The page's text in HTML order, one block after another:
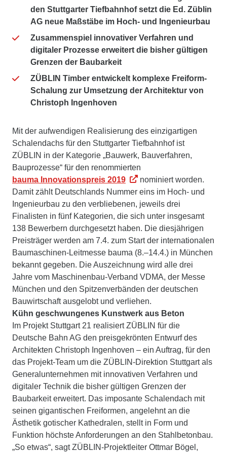
den Stuttgarter Tiefbahnhof setzt die Ed. Züblin
AG neue Maßstäbe im Hoch- und Ingenieurbau
Zusammenspiel innovativer Verfahren und
digitaler Prozesse erweitert die bisher gültigen
Grenzen der Baubarkeit
ZÜBLIN Timber entwickelt komplexe Freiform-
Schalung zur Umsetzung der Architektur von
Christoph Ingenhoven
Mit der aufwendigen Realisierung des einzigartigen
Schalendachs für den Stuttgarter Tiefbahnhof ist
ZÜBLIN in der Kategorie „Bauwerk, Bauverfahren,
Bauprozesse“ für den renommierten
bauma Innovationspreis 2019
nominiert worden.
Damit zählt Deutschlands Nummer eins im Hoch- und
Ingenieurbau zu den verbliebenen, jeweils drei
Finalisten in fünf Kategorien, die sich unter insgesamt
138 Bewerbern durchgesetzt haben. Die diesjährigen
Preisträger werden am 7.4. zum Start der internationalen
Baumaschinen-Leitmesse bauma (8.–14.4.) in München
bekannt gegeben. Die Auszeichnung wird alle drei
Jahre vom Maschinenbau-Verband VDMA, der Messe
München und den Spitzenverbänden der deutschen
Bauwirtschaft ausgelobt und verliehen.
Kühn geschwungenes Kunstwerk aus Beton
Im Projekt Stuttgart 21 realisiert ZÜBLIN für die
Deutsche Bahn AG den preisgekrönten Entwurf des
Architekten Christoph Ingenhoven – ein Auftrag, für den
das Projekt-Team um die ZÜBLIN-Direktion Stuttgart als
Generalunternehmen mit innovativen Verfahren und
digitaler Technik die bisher gültigen Grenzen der
Baubarkeit erweitert. Das imposante Schalendach mit
seinen gigantischen Freiformen, angelehnt an die
Ästhetik gotischer Kathedralen, stellt in Form und
Funktion höchste Anforderungen an den Stahlbetonbau.
„So etwas“, sagt ZÜBLIN-Projektleiter Ottmar Bögel,